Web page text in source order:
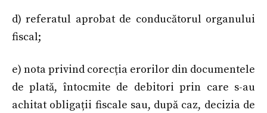
d) referatul aprobat de conducătorul organului
fiscal;
e) nota privind corecția erorilor din documentele
de plată, întocmite de debitori prin care s-au
achitat obligații fiscale sau, după caz, decizia de